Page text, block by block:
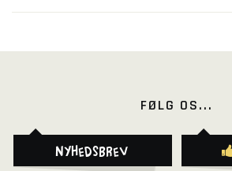
FØLG OS...
Nyhedsbrev